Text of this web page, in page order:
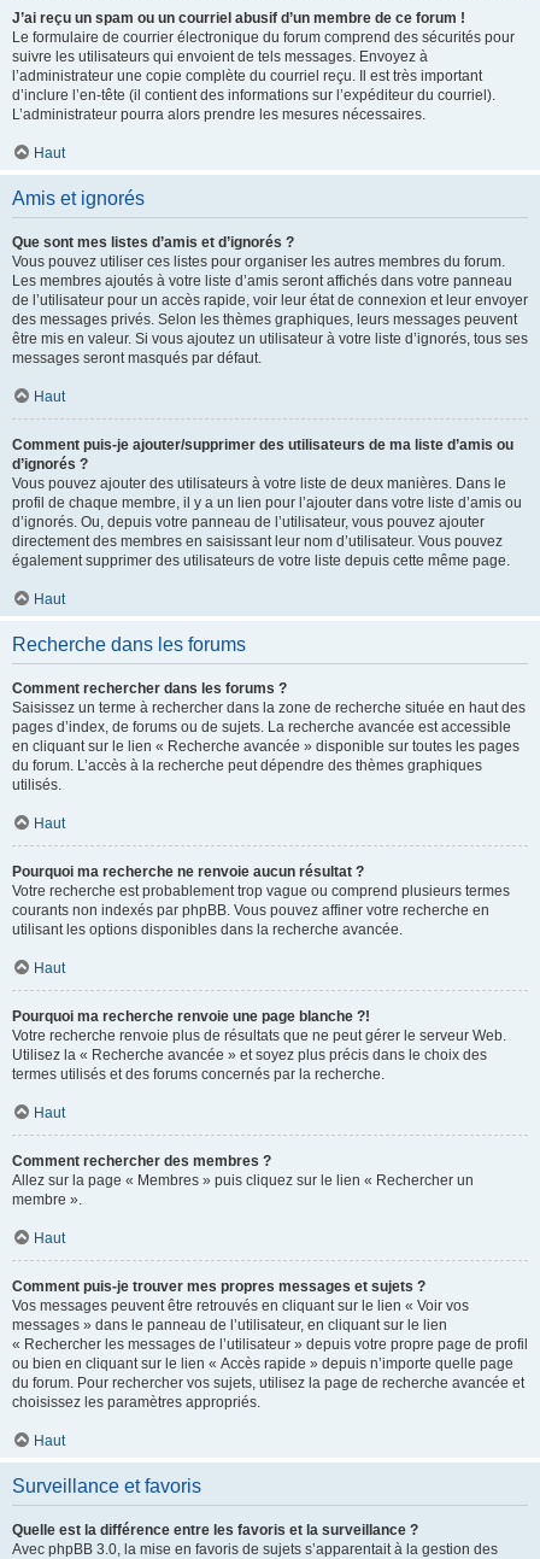
J’ai reçu un spam ou un courriel abusif d’un membre de ce forum !
Le formulaire de courrier électronique du forum comprend des sécurités pour
suivre les utilisateurs qui envoient de tels messages. Envoyez à
l’administrateur une copie complète du courriel reçu. Il est très important
d’inclure l’en-tête (il contient des informations sur l’expéditeur du courriel).
L’administrateur pourra alors prendre les mesures nécessaires.
Haut
Amis et ignorés
Que sont mes listes d’amis et d’ignorés ?
Vous pouvez utiliser ces listes pour organiser les autres membres du forum.
Les membres ajoutés à votre liste d’amis seront affichés dans votre panneau
de l’utilisateur pour un accès rapide, voir leur état de connexion et leur envoyer
des messages privés. Selon les thèmes graphiques, leurs messages peuvent
être mis en valeur. Si vous ajoutez un utilisateur à votre liste d’ignorés, tous ses
messages seront masqués par défaut.
Haut
Comment puis-je ajouter/supprimer des utilisateurs de ma liste d’amis ou
d’ignorés ?
Vous pouvez ajouter des utilisateurs à votre liste de deux manières. Dans le
profil de chaque membre, il y a un lien pour l’ajouter dans votre liste d’amis ou
d’ignorés. Ou, depuis votre panneau de l’utilisateur, vous pouvez ajouter
directement des membres en saisissant leur nom d’utilisateur. Vous pouvez
également supprimer des utilisateurs de votre liste depuis cette même page.
Haut
Recherche dans les forums
Comment rechercher dans les forums ?
Saisissez un terme à rechercher dans la zone de recherche située en haut des
pages d’index, de forums ou de sujets. La recherche avancée est accessible
en cliquant sur le lien « Recherche avancée » disponible sur toutes les pages
du forum. L’accès à la recherche peut dépendre des thèmes graphiques
utilisés.
Haut
Pourquoi ma recherche ne renvoie aucun résultat ?
Votre recherche est probablement trop vague ou comprend plusieurs termes
courants non indexés par phpBB. Vous pouvez affiner votre recherche en
utilisant les options disponibles dans la recherche avancée.
Haut
Pourquoi ma recherche renvoie une page blanche ?!
Votre recherche renvoie plus de résultats que ne peut gérer le serveur Web.
Utilisez la « Recherche avancée » et soyez plus précis dans le choix des
termes utilisés et des forums concernés par la recherche.
Haut
Comment rechercher des membres ?
Allez sur la page « Membres » puis cliquez sur le lien « Rechercher un
membre ».
Haut
Comment puis-je trouver mes propres messages et sujets ?
Vos messages peuvent être retrouvés en cliquant sur le lien « Voir vos
messages » dans le panneau de l’utilisateur, en cliquant sur le lien
« Rechercher les messages de l’utilisateur » depuis votre propre page de profil
ou bien en cliquant sur le lien « Accès rapide » depuis n’importe quelle page
du forum. Pour rechercher vos sujets, utilisez la page de recherche avancée et
choisissez les paramètres appropriés.
Haut
Surveillance et favoris
Quelle est la différence entre les favoris et la surveillance ?
Avec phpBB 3.0, la mise en favoris de sujets s’apparentait à la gestion des